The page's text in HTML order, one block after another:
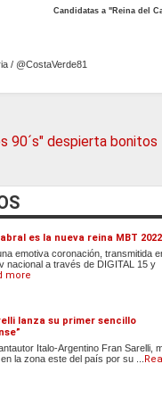
Candidatas a "Reina del
/ @CostaVerde81
90´s" despierta bonitos
es la nueva reina MBT 2022
emotiva coronación, transmitida
nacional a través de DIGITAL 15 y
more
lanza su primer sencillo
Italo-Argentino Fran Sarelli,
la zona este del país por su ...